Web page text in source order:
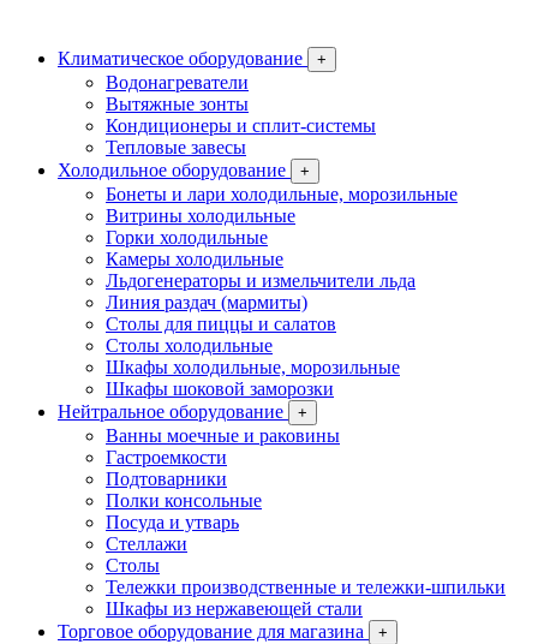
Климатическое оборудование +
Водонагреватели
Вытяжные зонты
Кондиционеры и сплит-системы
Тепловые завесы
Холодильное оборудование
+
Бонеты и лари холодильные, морозильные
Витрины холодильные
Горки холодильные
Камеры холодильные
Льдогенераторы и измельчители льда
Линия раздач (мармиты)
Столы для пиццы и салатов
Столы холодильные
Шкафы холодильные, морозильные
Шкафы шоковой заморозки
Нейтральное оборудование
+
Ванны моечные и раковины
Гастроемкости
Подтоварники
Полки консольные
Посуда и утварь
Стеллажи
Столы
Тележки производственные и тележки-шпильки
Шкафы из нержавеющей стали
Торговое оборудование для магазина
+